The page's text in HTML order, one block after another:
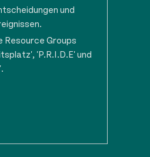
und
Resource Groups
'P.R.I.D.E' und